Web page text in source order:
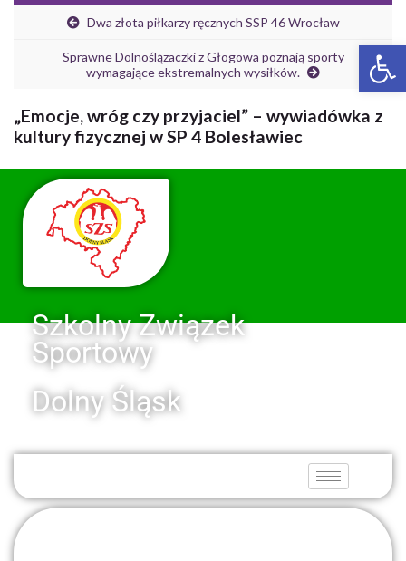
Dwa złota piłkarzy ręcznych SSP 46 Wrocław
Sprawne Dolnoślązaczki z Głogowa poznają sporty
wymagające ekstremalnych wysiłków.
„Emocje, wróg czy przyjaciel” – wywiadówka z
kultury fizycznej w SP 4 Bolesławiec
Szkolny Związek
Sportowy
Dolny Śląsk